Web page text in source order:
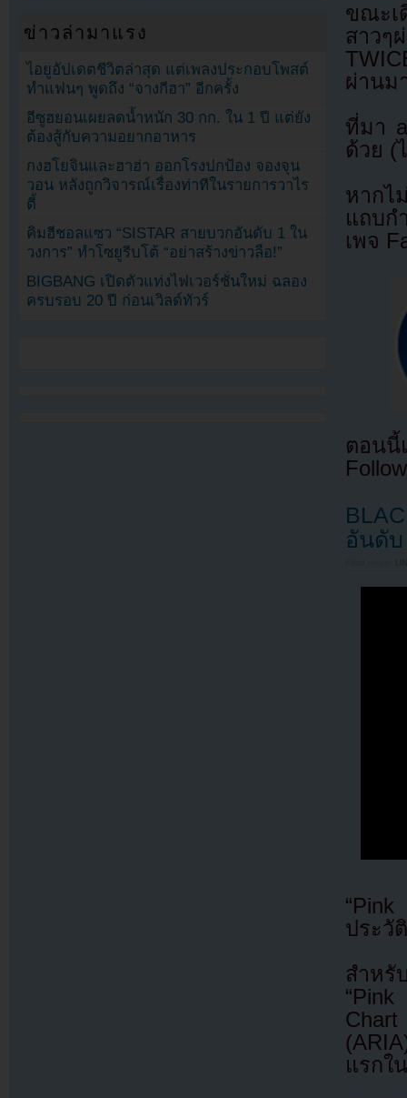
ขณะเ
สาวๆ
ผ่านม
ที่มา
ด้วย (
หากไ
แถบก
เพจ
ตอนนี้
อันดับ
ประวั
สำห
แรกใ
ข่าวล่ามาแรง
ไอยูอัปเดตชีวิตล่าสุด แต่เพลงประกอบโพสต์
ทำแฟนๆ พูดถึง “จางกีฮา” อีกครั้ง
อีซูฮยอนเผยลดน้ำหนัก 30 กก. ใน 1 ปี แต่ยัง
ต้องสู้กับความอยากอาหาร
กงฮโยจินและฮาฮ่า ออกโรงปกป้อง จองจุน
วอน หลังถูกวิจารณ์เรื่องท่าทีในรายการวาไร
ตี้
คิมฮีชอลแซว “SISTAR สายบวกอันดับ 1 ใน
วงการ” ทำโซยูรีบโต้ “อย่าสร้างข่าวลือ!”
BIGBANG เปิดตัวแท่งไฟเวอร์ชั่นใหม่ ฉลอง
ครบรอบ 20 ปี ก่อนเวิลด์ทัวร์